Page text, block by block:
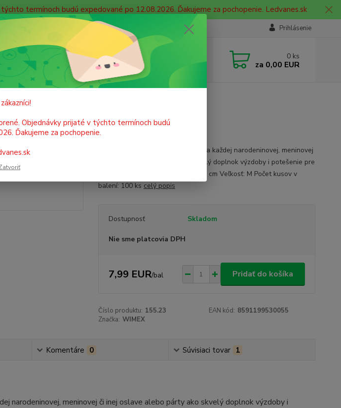
termínoch budú expedované po 12.08.2026. Ďakujeme za pochopenie. Ledvanes.sk
Prihlásenie
Hľadať
Neviete si rady? Zavolajte.
+421 908 755 958
Po. - Pia. od 9:00 hod. - 16:00 hod.
0 ks
za 0,00 EUR
Balón M 25cm/100ks žltý
žltý
Nafukovací balón nesmie chýbať na každej narodeninovej, meninovej
či inej oslave alebo párty ako skvelý doplnok výzdoby i potešenie pre
deti. Farba: žltá Priemer balóna: 25 cm Veľkosť: M Počet kusov v
balení: 100 ks celý popis
Dostupnosť Skladom
Nie sme platcovia DPH
7,99 EUR/bal Pridať do košíka
Číslo produktu: 155.23 EAN kód: 8591199530055
Značka: WIMEX
Komentáre 0 Súvisiaci tovar 1
narodeninovej, meninovej či inej oslave alebo párty ako skvelý doplnok výzdoby i
Objednávky prijaté v týchto termínoch budú
Ďakujeme za pochopenie.